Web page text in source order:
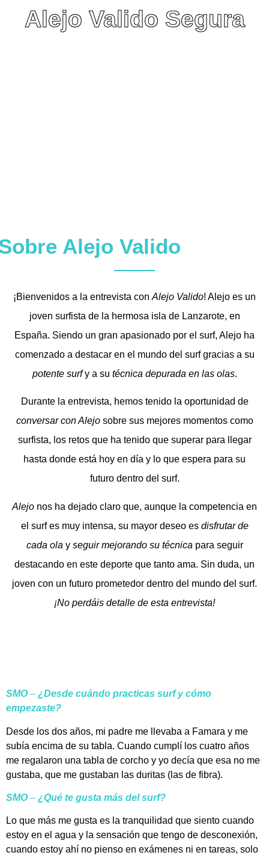
Alejo Valido Segura
Alejo Valido
¡Bienvenidos a la entrevista con Alejo Valido! Alejo es un
joven surfista de la hermosa isla de Lanzarote, en
España. Siendo un gran apasionado por el surf, Alejo ha
comenzado a destacar en el mundo del surf gracias a su
potente surfy a su técnica depurada en las olas.
Durante la entrevista, hemos tenido la oportunidad de
conversar con Alejo sobre sus mejores momentos como
surfista, los retos que ha tenido que superar para llegar
hasta donde está hoy en día y lo que espera para su
futuro dentro del surf.
Alejo nos ha dejado claro que, aunque la competencia en
el surf es muy intensa, su mayor deseo es disfrutar de
cada ola y seguir mejorando su técnica para seguir
destacando en este deporte que tanto ama. Sin duda, un
joven con un futuro prometedor dentro del mundo del surf.
¡No perdáis detalle de esta entrevista!
SMO– ¿Desde cuándo practicas surf y cómo
empezaste?
Desde los dos años, mi padre me llevaba a Famara y me
subía encima de su tabla. Cuando cumplí los cuatro años
me regalaron una tabla de corcho y yo decía que esa no me
gustaba, que me gustaban las duritas (las de fibra).
SMO– ¿Qué te gusta más del surf?
Lo que más me gusta es la tranquilidad que siento cuando
estoy en el agua y la sensación que tengo de desconexión,
cuando estoy ahí no pienso en exámenes ni en tareas, solo